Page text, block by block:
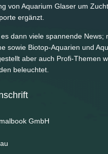
von Aquarium Glaser um
ergänzt.
dann viele spannende News;
sowie Biotop-Aquarien und
aber auch Profi-Themen
beleuchtet.
GmbH